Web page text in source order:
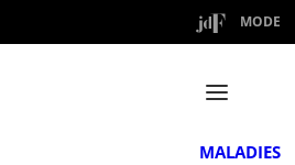
MODE
MALADIES